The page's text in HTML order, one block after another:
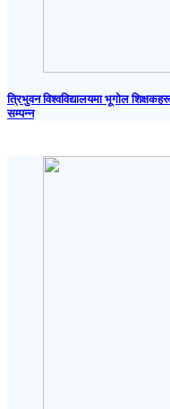
त्रिभुवन विश्वविद्यालयमा भूगोल
सम्पन्न